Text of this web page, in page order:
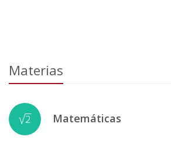
Materias
Matemáticas